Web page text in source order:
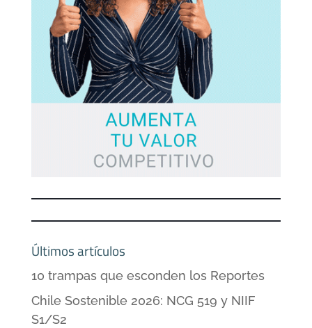
Últimos artículos
10 trampas que esconden los Reportes
Chile Sostenible 2026: NCG 519 y NIIF
S1/S2